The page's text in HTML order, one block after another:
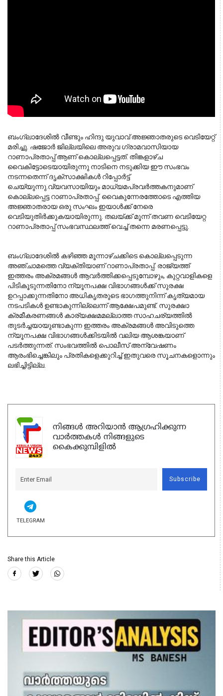
ബംഗ്ലാദേശിൽ വീണ്ടും ഹിന്ദു യുവാവ് അജ്ഞാതരുടെ വെടിയേറ്റ്
മരിച്ചു. ഷജോർ ജില്ലയിലെ അരുവ ഗ്രാമവാസിയായ
റാണാപ്രതാപ്പ് ആണ് കൊല്ലപ്പെട്ടത്. തിങ്കളാഴ്ച
വൈകിട്ടോടെയായിരുന്നു നാടിനെ നടുക്കിയ ഈ സംഭവം
നടന്നതെന്ന് ദൃക്സാക്ഷികൾ റിപ്പോർട്ട്
ചെയ്യുന്നു.വ്യവസായിയും മാധ്യമപ്രവർത്തകനുമാണ്
കൊല്ലപ്പെട്ട റാണാപ്രതാപ്പ്. വൈകുന്നേരത്തോടെ എത്തിയ
അജ്ഞാതരായ ഒരു സംഘം ഇയാൾക്ക് നേരെ
വെടിയുതിർക്കുകയായിരുന്നു. തലയ്ക്ക് മൂന്ന് തവണ വെടിയേറ്റ
റാണാപ്രതാപ്പ് സംഭവസ്ഥലത്ത് വെച്ച് തന്നെ മരണപ്പെട്ടു.
ബംഗ്ലാദേശിൽ കഴിഞ്ഞ മൂന്നാഴ്ചക്കിടെ കൊല്ലപ്പെടുന്ന
അഞ്ചാമത്തെ വ്യക്തിയാണ് റാണാപ്രതാപ്പ്. രാജ്യത്ത്
ഇത്തരം അക്രമങ്ങൾ ആവർത്തിക്കപ്പെടുമ്പോഴും, കുറ്റവാളികളെ
പിടികൂടുന്നതിനോ ന്യൂനപക്ഷ വിഭാഗങ്ങൾക്ക് സുരക്ഷ
ഉറപ്പാക്കുന്നതിനോ അധികൃതരുടെ ഭാഗത്തുനിന്ന് കൃത്യമായ
നടപടികൾ ഉണ്ടാകുന്നില്ലെന്ന് ആക്ഷേപമുണ്ട്. സുരക്ഷാ
ക്രമീകരണങ്ങൾ കാര്യക്ഷമമല്ലാത്ത സാഹചര്യത്തിൽ
തുടർച്ചയായുണ്ടാകുന്ന ഇത്തരം അക്രമങ്ങൾ അവിടുത്തെ
ന്യൂനപക്ഷ വിഭാഗങ്ങൾക്കിടയിൽ വലിയ ആശങ്കയാണ്
പടർത്തുന്നത്. സംഭവത്തിൽ പൊലീസ് അന്വേഷണം
ആരംഭിച്ചെങ്കിലും പ്രതികളെക്കുറിച്ച് ഇതുവരെ സൂചനകളൊന്നും
ലഭിച്ചിട്ടില്ല.
നിങ്ങൾ അറിയാൻ ആഗ്രഹിക്കുന്ന
വാർത്തകൾ നിങ്ങളുടെ
കൈക്കുമ്പിളിൽ
Subscribe
TELEGRAM
Share this Article